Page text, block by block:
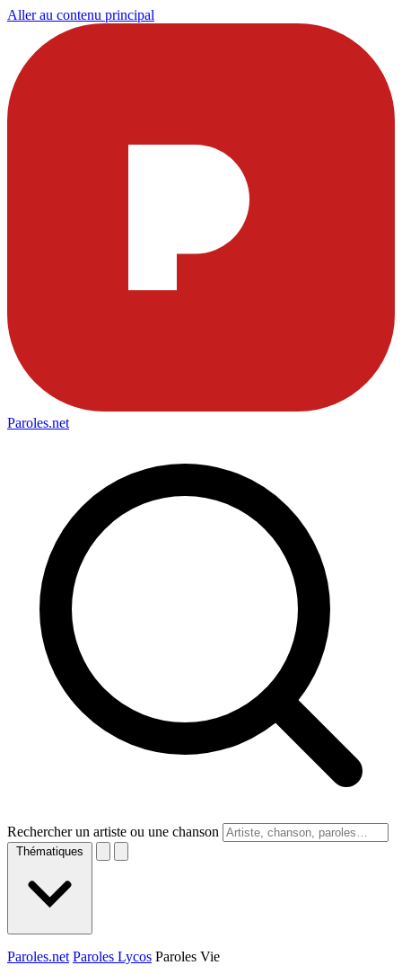
Aller au contenu principal
Paroles.net
Rechercher un artiste ou une chanson
Thématiques
Paroles.net Paroles Lycos Paroles Vie